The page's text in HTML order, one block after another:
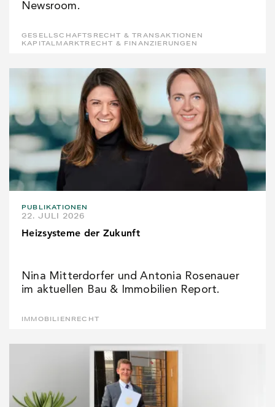
Newsroom.
GESELLSCHAFTSRECHT & TRANSAKTIONEN
KAPITALMARKTRECHT & FINANZIERUNGEN
PUBLIKATIONEN
22. JULI 2026
Heizsysteme der Zukunft
Nina Mitterdorfer und Antonia Rosenauer
im aktuellen Bau & Immobilien Report.
IMMOBILIENRECHT